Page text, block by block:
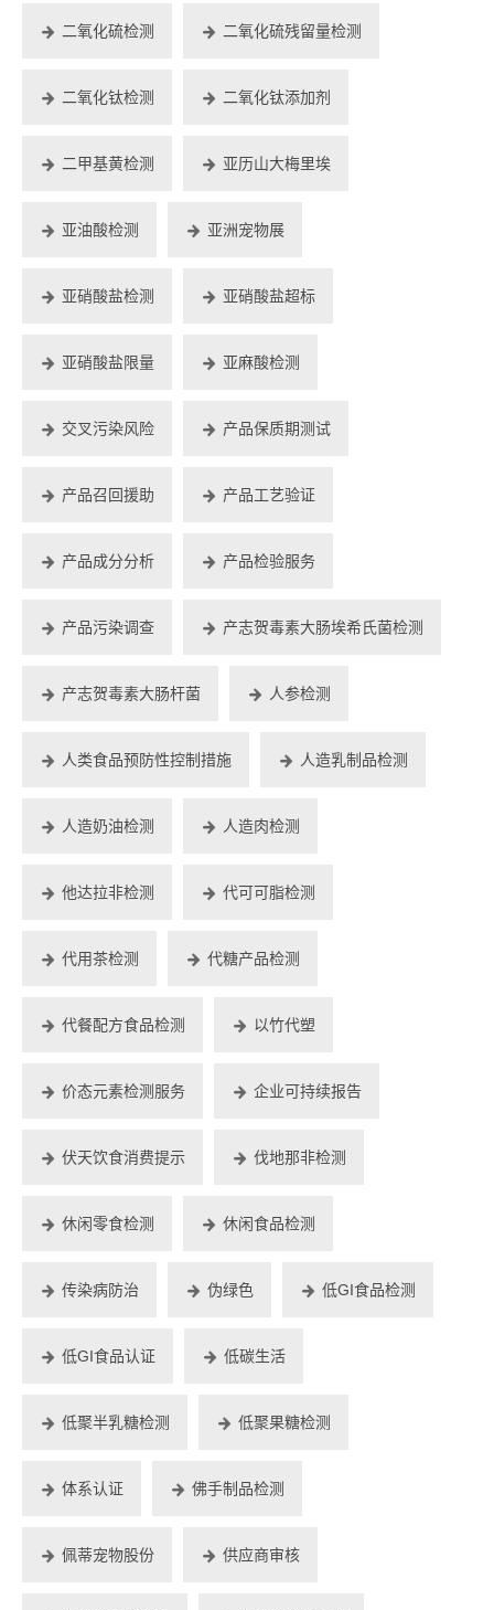
二氧化硫检测 二氧化硫残留量检测
二氧化钛检测 二氧化钛添加剂
二甲基黄检测 亚历山大梅里埃
亚油酸检测 亚洲宠物展
亚硝酸盐检测 亚硝酸盐超标
亚硝酸盐限量 亚麻酸检测
交叉污染风险 产品保质期测试
产品召回援助 产品工艺验证
产品成分分析 产品检验服务
产品污染调查 产志贺毒素大肠埃希氏菌检测
产志贺毒素大肠杆菌 人参检测
人类食品预防性控制措施 人造乳制品检测
人造奶油检测 人造肉检测
他达拉非检测 代可可脂检测
代用茶检测 代糖产品检测
代餐配方食品检测 以竹代塑
价态元素检测服务 企业可持续报告
伏天饮食消费提示 伐地那非检测
休闲零食检测 休闲食品检测
传染病防治 伪绿色 低GI食品检测
低GI食品认证 低碳生活
低聚半乳糖检测 低聚果糖检测
体系认证 佛手制品检测
佩蒂宠物股份 供应商审核